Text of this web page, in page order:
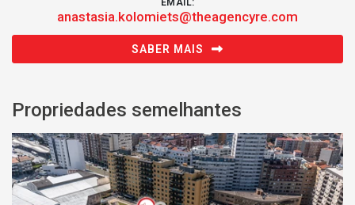
EMAIL:
anastasia.kolomiets@theagencyre.com
SABER MAIS
Propriedades semelhantes